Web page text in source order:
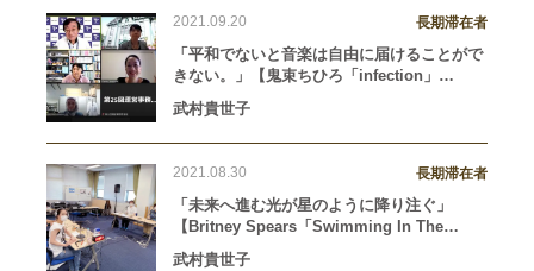
2021.09.20 長期滞在者
「平和でないと音楽は自由に届けることがで
きない。」【鬼束ちひろ「infection」
（2001年9月7日リリース）】
武村貴世子
2021.08.30 長期滞在者
「未来へ進む光が星のように降り注ぐ」
【Britney Spears「Swimming In The
Stars」（2020年12月2日リリース）】
武村貴世子